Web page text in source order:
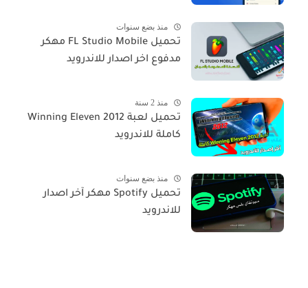
منذ بضع سنوات
تحميل FL Studio Mobile مهكر
مدفوع اخر اصدار للاندرويد
منذ 2 سنة
تحميل لعبة Winning Eleven 2012
كاملة للاندرويد
منذ بضع سنوات
تحميل Spotify مهكر آخر اصدار
للاندرويد